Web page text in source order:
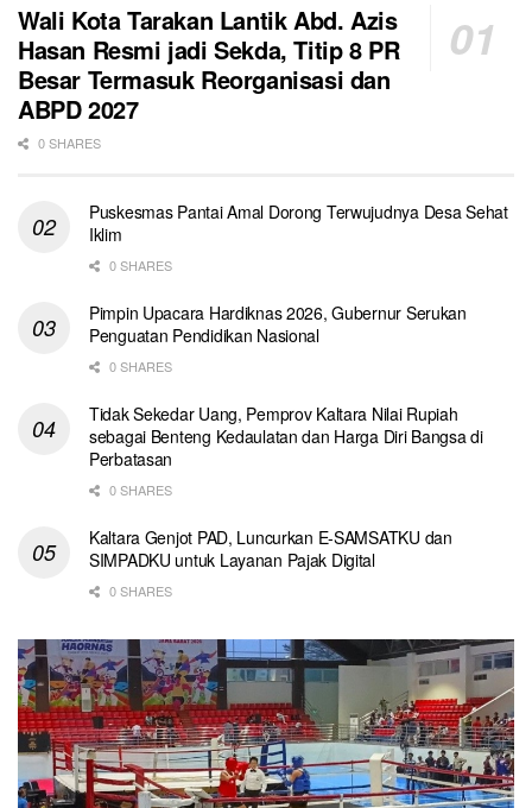
Wali Kota Tarakan Lantik Abd. Azis
Hasan Resmi jadi Sekda, Titip 8 PR
Besar Termasuk Reorganisasi dan
ABPD 2027
0 SHARES
Puskesmas Pantai Amal Dorong Terwujudnya Desa Sehat
Iklim
0 SHARES
Pimpin Upacara Hardiknas 2026, Gubernur Serukan
Penguatan Pendidikan Nasional
0 SHARES
Tidak Sekedar Uang, Pemprov Kaltara Nilai Rupiah
sebagai Benteng Kedaulatan dan Harga Diri Bangsa di
Perbatasan
0 SHARES
Kaltara Genjot PAD, Luncurkan E-SAMSATKU dan
SIMPADKU untuk Layanan Pajak Digital
0 SHARES